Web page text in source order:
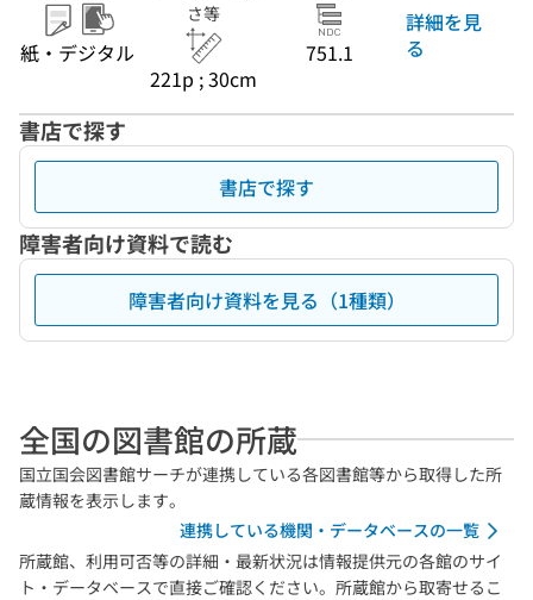
紙・デジタル
さ等
221p ; 30cm
751.1
詳細を見
る
書店で探す
書店で探す
障害者向け資料で読む
障害者向け資料を見る（1種類）
全国の図書館の所蔵
国立国会図書館サーチが連携している各図書館等から取得した所
蔵情報を表示します。
連携している機関・データベースの一覧
所蔵館、利用可否等の詳細・最新状況は情報提供元の各館のサイ
ト・データベースで直接ご確認ください。所蔵館から取寄せるこ